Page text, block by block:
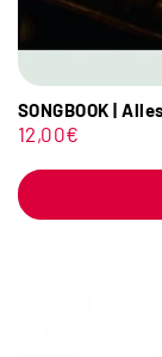
SONGBOOK |
12,00€